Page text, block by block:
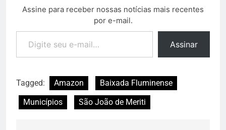
Assine para receber nossas notícias mais recentes
por e-mail.
Assinar
Tagged: Amazon
Baixada Fluminense
Municípios
São João de Meriti